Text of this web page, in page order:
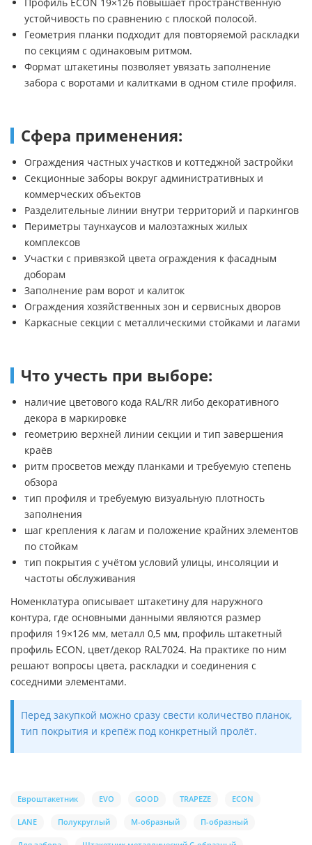
устойчивость по сравнению с плоской полосой.
Геометрия планки подходит для повторяемой раскладки
по секциям с одинаковым ритмом.
Формат штакетины позволяет увязать заполнение
забора с воротами и калитками в одном стиле профиля.
Сфера применения:
Ограждения частных участков и коттеджной застройки
Секционные заборы вокруг административных и
коммерческих объектов
Разделительные линии внутри территорий и паркингов
Периметры таунхаусов и малоэтажных жилых
комплексов
Участки с привязкой цвета ограждения к фасадным
доборам
Заполнение рам ворот и калиток
Ограждения хозяйственных зон и сервисных дворов
Каркасные секции с металлическими стойками и лагами
Что учесть при выборе:
наличие цветового кода RAL/RR либо декоративного
декора в маркировке
геометрию верхней линии секции и тип завершения
краёв
ритм просветов между планками и требуемую степень
обзора
тип профиля и требуемую визуальную плотность
заполнения
шаг крепления к лагам и положение крайних элементов
по стойкам
тип покрытия с учётом условий улицы, инсоляции и
частоты обслуживания
Номенклатура описывает штакетину для наружного
контура, где основными данными являются размер
профиля 19×126 мм, металл 0,5 мм, профиль штакетный
профиль ECON, цвет/декор RAL7024. На практике по ним
решают вопросы цвета, раскладки и соединения с
соседними элементами.
Перед закупкой можно сразу свести количество планок,
тип покрытия и крепёж под конкретный пролёт.
Евроштакетник EVO GOOD TRAPEZE ECON
LANE Полукруглый М-образный П-образный